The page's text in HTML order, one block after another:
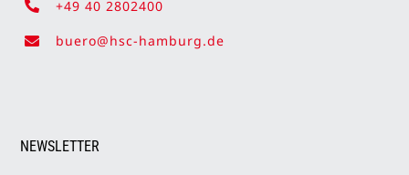
+49 40 2802400
buero@hsc-hamburg.de
NEWSLETTER